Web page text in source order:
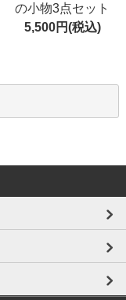
の小物3点セット
5,500円(税込)